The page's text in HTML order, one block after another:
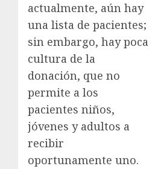
actualmente, aún hay
una lista de pacientes;
sin embargo, hay poca
cultura de la
donación, que no
permite a los
pacientes niños,
jóvenes y adultos a
recibir
oportunamente uno.